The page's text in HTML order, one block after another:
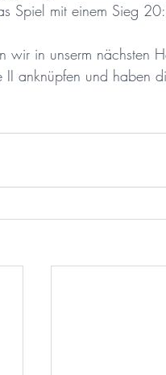
Spiel mit einem Sieg
wir in unserm
II anknüpfen und haben